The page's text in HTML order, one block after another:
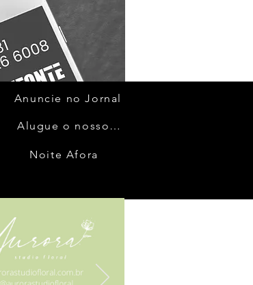
Anuncie no Jornal
Alugue o nosso espaço
Noite Afora